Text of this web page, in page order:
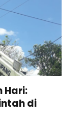
Hari:
di